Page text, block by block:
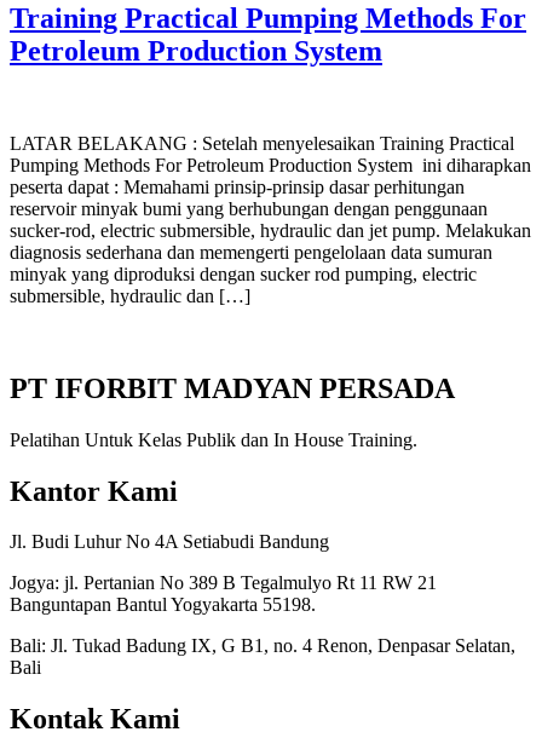
Training Practical Pumping Methods For
Petroleum Production System
LATAR BELAKANG : Setelah menyelesaikan Training Practical
Pumping Methods For Petroleum Production System ini diharapkan
peserta dapat : Memahami prinsip-prinsip dasar perhitungan
reservoir minyak bumi yang berhubungan dengan penggunaan
sucker-rod, electric submersible, hydraulic dan jet pump. Melakukan
diagnosis sederhana dan memengerti pengelolaan data sumuran
minyak yang diproduksi dengan sucker rod pumping, electric
submersible, hydraulic dan […]
PT IFORBIT MADYAN PERSADA
Pelatihan Untuk Kelas Publik dan In House Training.
Kantor Kami
Jl. Budi Luhur No 4A Setiabudi Bandung
Jogya: jl. Pertanian No 389 B Tegalmulyo Rt 11 RW 21
Banguntapan Bantul Yogyakarta 55198.
Bali: Jl. Tukad Badung IX, G B1, no. 4 Renon, Denpasar Selatan,
Bali
Kontak Kami